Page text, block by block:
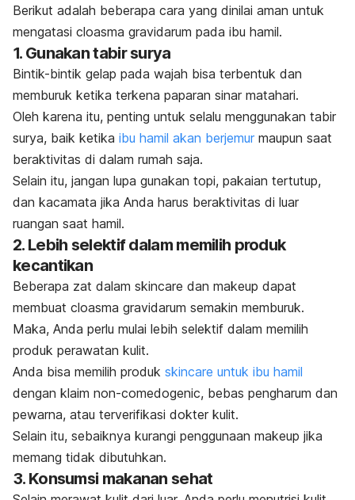
Berikut adalah beberapa cara yang dinilai aman untuk
mengatasi cloasma gravidarum pada ibu hamil.
1. Gunakan tabir surya
Bintik-bintik gelap pada wajah bisa terbentuk dan
memburuk ketika terkena paparan sinar matahari.
Oleh karena itu, penting untuk selalu menggunakan tabir
surya, baik ketika ibu hamil akan berjemur maupun saat
beraktivitas di dalam rumah saja.
Selain itu, jangan lupa gunakan topi, pakaian tertutup,
dan kacamata jika Anda harus beraktivitas di luar
ruangan saat hamil.
2. Lebih selektif dalam memilih produk
kecantikan
Beberapa zat dalam skincare dan makeup dapat
membuat cloasma gravidarum semakin memburuk.
Maka, Anda perlu mulai lebih selektif dalam memilih
produk perawatan kulit.
Anda bisa memilih produk skincare untuk ibu hamil
dengan klaim non-comedogenic, bebas pengharum dan
pewarna, atau terverifikasi dokter kulit.
Selain itu, sebaiknya kurangi penggunaan makeup jika
memang tidak dibutuhkan.
3. Konsumsi makanan sehat